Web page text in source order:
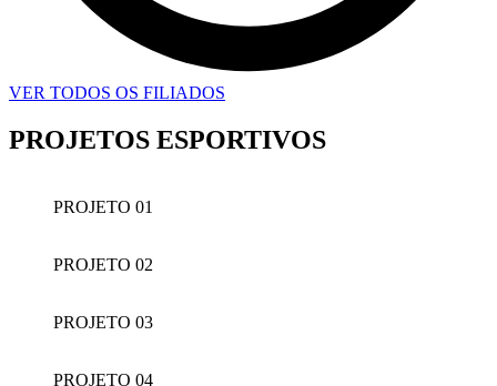
VER TODOS OS FILIADOS
PROJETOS ESPORTIVOS
PROJETO 01
PROJETO 02
PROJETO 03
PROJETO 04